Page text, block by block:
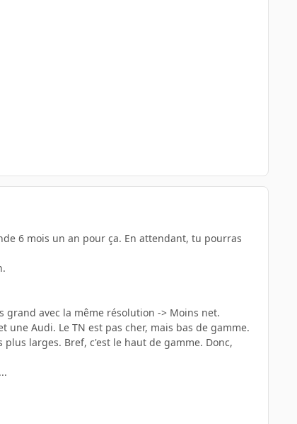
6 mois un an pour ça. En attendant, tu pourras
grand avec la même résolution -> Moins net.
une Audi. Le TN est pas cher, mais bas de gamme.
larges. Bref, c'est le haut de gamme. Donc,